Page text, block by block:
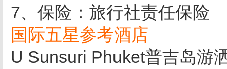
7、保险：旅行社责任保险
国际五星参考酒店
U Sunsuri Phuket普吉岛游